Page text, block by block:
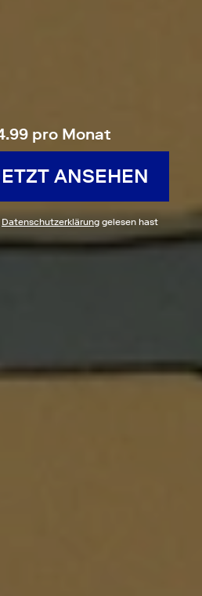
pro Monat
ANSEHEN
Datenschutzerklärung gelesen hast